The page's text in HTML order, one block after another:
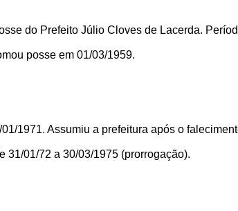
do Prefeito Júlio Cloves de Lacerda.
posse em 01/03/1959.
1971. Assumiu a prefeitura após o
31/01/72 a 30/03/1975 (prorrogação).